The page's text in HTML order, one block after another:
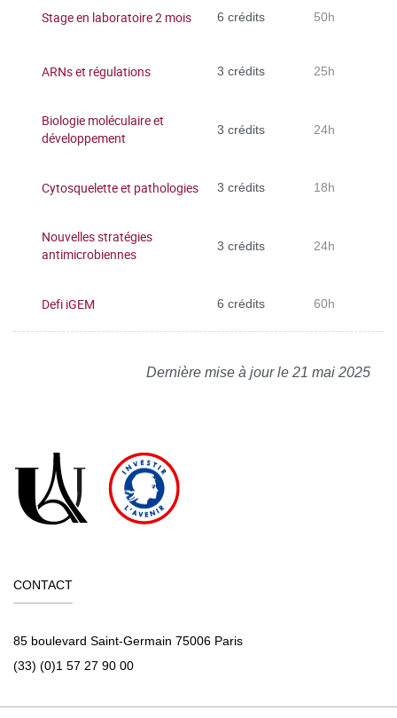
Stage en laboratoire 2 mois 6 crédits 50h
ARNs et régulations 3 crédits 25h
Biologie moléculaire et
développement
3 crédits 24h
Cytosquelette et pathologies 3 crédits 18h
Nouvelles stratégies
antimicrobiennes
3 crédits 24h
Defi iGEM 6 crédits 60h
Dernière mise à jour le 21 mai 2025
CONTACT
85 boulevard Saint-Germain 75006 Paris
(33) (0)1 57 27 90 00